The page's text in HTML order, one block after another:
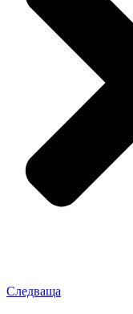
Следваща